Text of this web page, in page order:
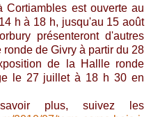
Cortiambles est ouverte au
h à 18 h, jusqu'au 15 août
présenteront d'autres
de Givry à partir du 28
de la Hallle ronde
le 27 juillet à 18 h 30 en
plus, suivez les